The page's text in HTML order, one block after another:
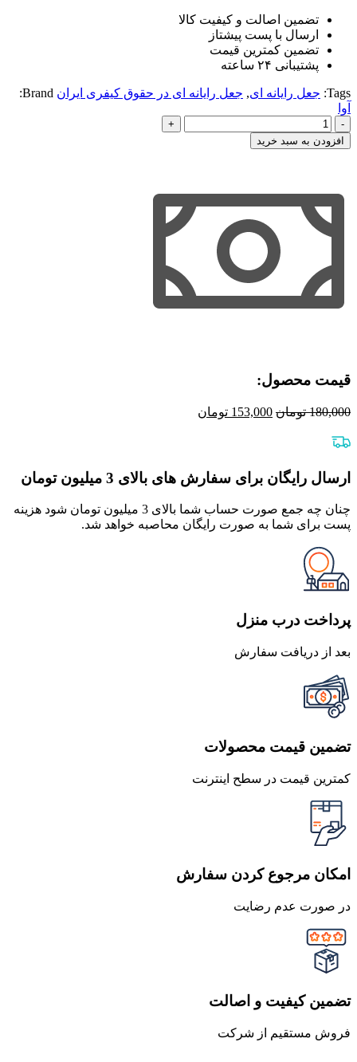
تضمین اصالت و کیفیت کالا
ارسال با پست پیشتاز
تضمین کمترین قیمت
پشتیبانی ۲۴ ساعته
Tags: جعل رایانه ای, جعل رایانه ای در حقوق کیفری ایران Brand:
آوا
جعل
رایانه
ای
کیفری
ایران
|
عدد
افزودن به سبد خرید
قیمت محصول:​
180,000 تومان قیمت
153,000 تومان
ارسال رایگان برای سفارش های بالای 3 میلیون تومان
چنان چه جمع صورت حساب شما بالای 3 میلیون تومان شود هزینه
پست برای شما به صورت رایگان محاصبه خواهد شد.
پرداخت درب منزل
بعد از دریافت سفارش
تضمین قیمت محصولات
کمترین قیمت در سطح اینترنت
امکان مرجوع کردن سفارش
در صورت عدم رضایت
تضمین کیفیت و اصالت
فروش مستقیم از شرکت